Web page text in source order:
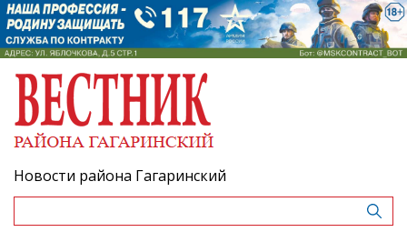
Новости района Гагаринский